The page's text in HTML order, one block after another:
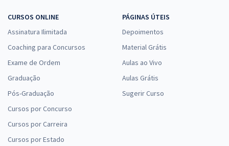
CURSOS ONLINE
Assinatura Ilimitada
Coaching para Concursos
Exame de Ordem
Graduação
Pós-Graduação
Cursos por Concurso
Cursos por Carreira
Cursos por Estado
PÁGINAS ÚTEIS
Depoimentos
Material Grátis
Aulas ao Vivo
Aulas Grátis
Sugerir Curso